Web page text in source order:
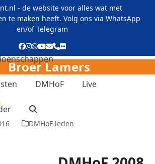
- de website voor alles wat met
te maken heeft. Volg ons via WhatsApp
en/ofTelegram
Facebook
Instagram
Whatsapp
YouTube
E-
mail
Phone
Flickr
DMHoF Live
Broer Lamers
DMHoF leden